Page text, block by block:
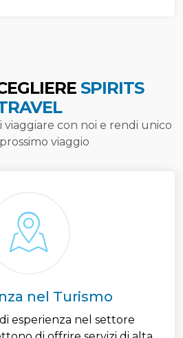
SPIRITS
viaggiare con noi e rendi unico
viaggio
nel Turismo
esperienza nel settore